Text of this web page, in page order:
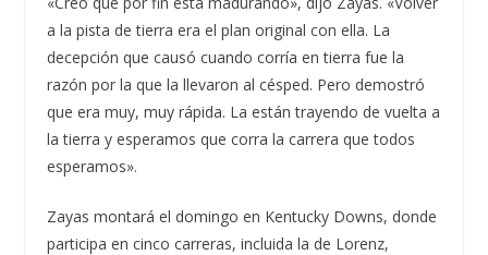
a la pista de tierra era el plan original con ella. La
decepción que causó cuando corría en tierra fue la
razón por la que la llevaron al césped. Pero demostró
que era muy, muy rápida. La están trayendo de vuelta a
la tierra y esperamos que corra la carrera que todos
esperamos».
Zayas montará el domingo en Kentucky Downs, donde
participa en cinco carreras, incluida la de Lorenz,